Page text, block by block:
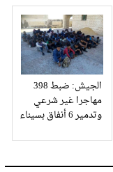
الجيش: ضبط 398
مهاجرا غير شرعي
وتدمير 6 أنفاق بسيناء